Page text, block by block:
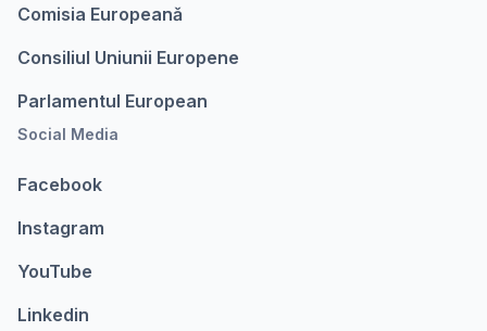
Comisia Europeanǎ
Consiliul Uniunii Europene
Parlamentul European
Social Media
Facebook
Instagram
YouTube
Linkedin